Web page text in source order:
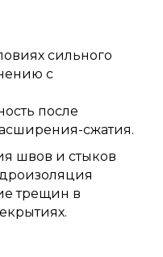
сильного
с
после
сжатия.
швов и стыков
трещин в